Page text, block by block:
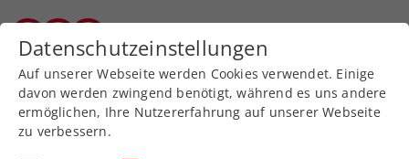
Zurück zur Newsübersicht
Turniere
Datenschutzeinstellungen
Auf unserer Webseite werden Cookies verwendet. Einige
davon werden zwingend benötigt, während es uns andere
ermöglichen, Ihre Nutzererfahrung auf unserer Webseite
zu verbessern.